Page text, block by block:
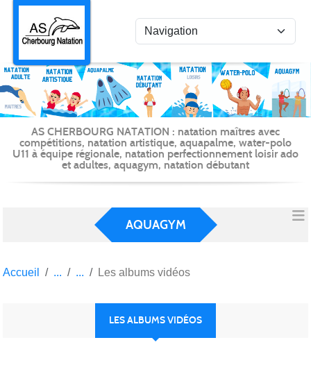
AS CHERBOURG NATATION : natation maîtres avec
compétitions, natation artistique, aquapalme, water-polo
U11 à équipe régionale, natation perfectionnement loisir ado
et adultes, aquagym, natation débutant
AQUAGYM
Accueil Les albums vidéos
LES ALBUMS VIDÉOS
Panneau de gestion des cookies